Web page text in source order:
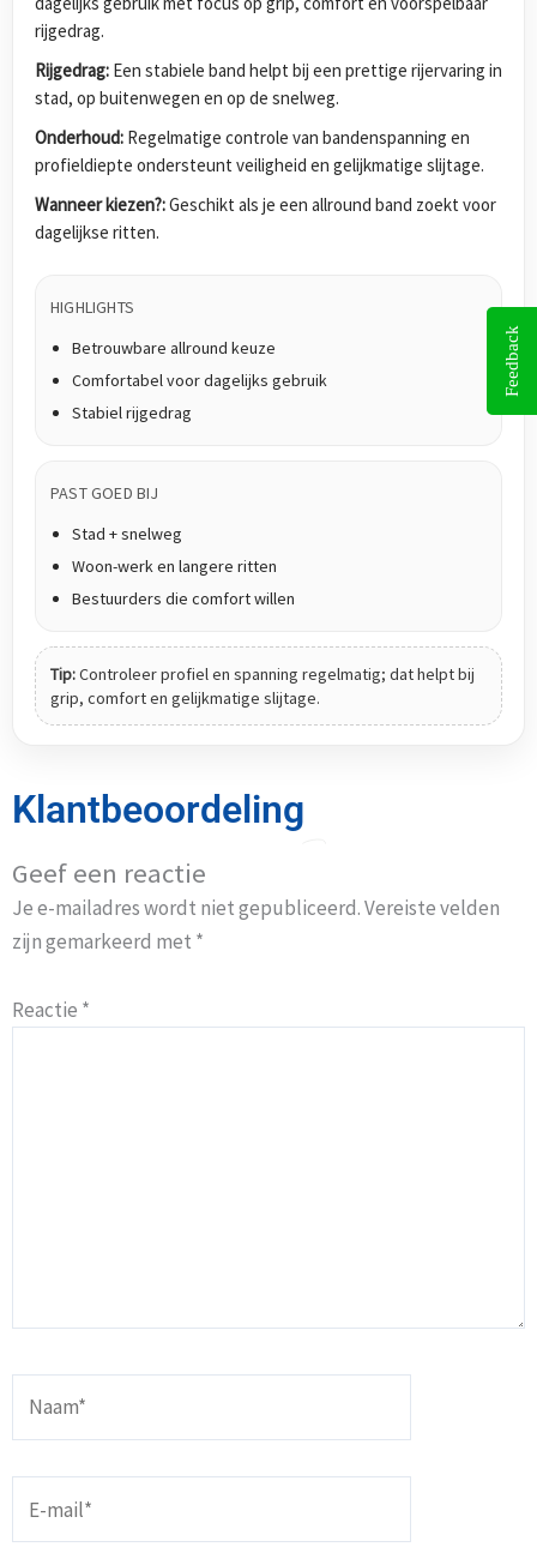
rijgedrag.
Rijgedrag: Een stabiele band helpt bij een prettige rijervaring in
stad, op buitenwegen en op de snelweg.
Onderhoud: Regelmatige controle van bandenspanning en
profieldiepte ondersteunt veiligheid en gelijkmatige slijtage.
Wanneer kiezen?:Geschikt als je een allround band zoekt voor
dagelijkse ritten.
HIGHLIGHTS
Betrouwbare allround keuze
Comfortabel voor dagelijks gebruik
Stabiel rijgedrag
PAST GOED BIJ
Stad + snelweg
Woon-werk en langere ritten
Bestuurders die comfort willen
Tip:Controleer profiel en spanning regelmatig; dat helpt bij
grip, comfort en gelijkmatige slijtage.
Klantbeoordeling
Geef een reactie
Je e-mailadres wordt niet gepubliceerd.Vereiste velden
zijn gemarkeerd met *
Reactie *
mail*
Feedback